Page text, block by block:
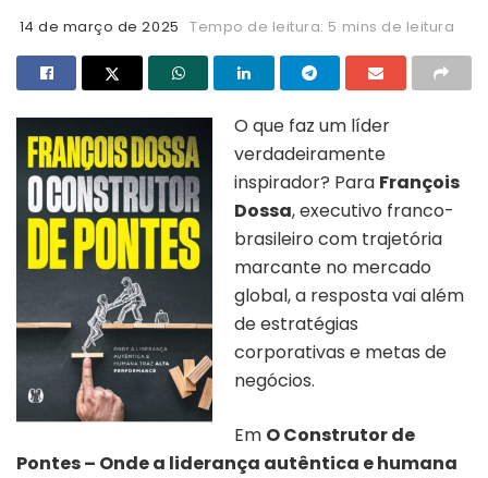
14 de março de 2025 Tempo de leitura: 5 mins de leitura
O que faz um líder
verdadeiramente
inspirador? Para François
Dossa, executivo franco-
brasileiro com trajetória
marcante no mercado
global, a resposta vai além
de estratégias
corporativas e metas de
negócios.
Em O Construtor de
Pontes – Onde a liderança autêntica e humana